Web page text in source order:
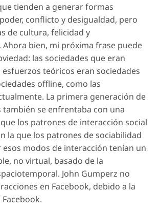
tienden a generar formas
conflicto y desigualdad, pero
de cultura, felicidad y
bien, mi próxima frase puede
las sociedades que eran
teóricos eran sociedades
offline, como las
La primera generación de
se enfrentaba con una
los patrones de interacción social
la que los patrones de sociabilidad
modos de interacción tenían un
no virtual, basado de la
John Gumperz no
en Facebook, debido a la